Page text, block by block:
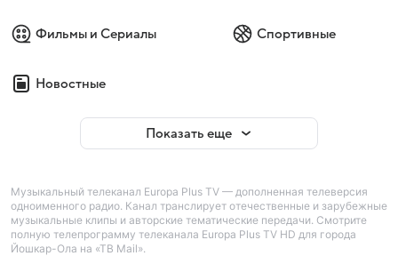
Фильмы и Сериалы Спортивные
Новостные
Показать еще
Музыкальный телеканал Europa Plus TV — дополненная телеверсия
одноименного радио. Канал транслирует отечественные и зарубежные
музыкальные клипы и авторские тематические передачи. Смотрите
полную телепрограмму телеканала Europa Plus TV HD для города
Йошкар-Ола на «ТВ Mail».